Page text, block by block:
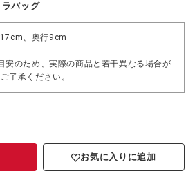
バッグ
、奥行9cm
安のため、実際の商品と若干異なる場合が
了承ください。
お気に入りに追加